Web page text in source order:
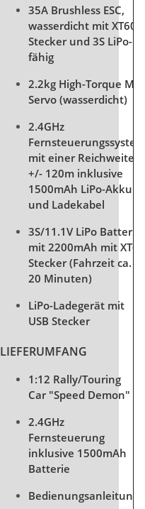
35A Brushless ESC,
wasserdicht mit XT60
Stecker und 3S LiPo-
fähig
2.2kg High-Torque MG
Servo (wasserdicht)
2.4GHz
Fernsteuerungssystem
mit einer Reichweite
+/- 120m inklusive
1500mAh LiPo-Akku
und Ladekabel
3S/11.1V LiPo Batterie
mit 2200mAh mit XT60
Stecker (Fahrzeit ca.
20 Minuten)
LiPo-Ladegerät mit
USB Stecker
LIEFERUMFANG
1:12 Rally/Touring
Car "Speed Demon"
2.4GHz
Fernsteuerung
inklusive 1500mAh
Batterie
Bedienungsanleitung